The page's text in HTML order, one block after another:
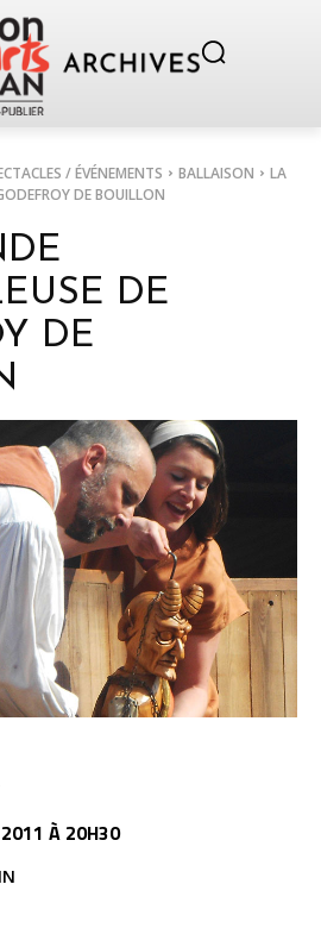
/ ÉVÉNEMENTS BALLAISON
LA
DE BOUILLON
DE
DE
2011 À 20H30